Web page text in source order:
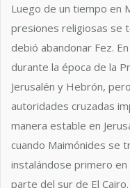
Luego de un tiempo en
presiones religiosas se
debió abandonar Fez.
durante la época de la
Jerusalén y Hebrón,
autoridades cruzadas
manera estable en
cuando Maimónides se
instalándose primero en
parte del sur de El Cairo.